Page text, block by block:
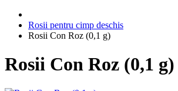
Rosii pentru cimp deschis
Rosii Con Roz (0,1 g)
Rosii Con Roz (0,1 g)